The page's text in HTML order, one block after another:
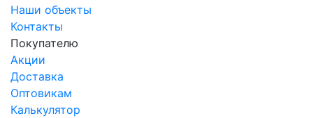
Наши объекты
Контакты
Покупателю
Акции
Доставка
Оптовикам
Калькулятор